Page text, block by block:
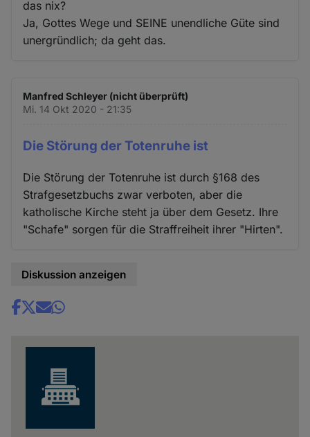
das nix?
Ja, Gottes Wege und SEINE unendliche Güte sind
unergründlich; da geht das.
Manfred Schleyer (nicht überprüft)
Mi. 14 Okt 2020 - 21:35
Die Störung der Totenruhe ist
Die Störung der Totenruhe ist durch §168 des
Strafgesetzbuchs zwar verboten, aber die
katholische Kirche steht ja über dem Gesetz. Ihre
"Schafe" sorgen für die Straffreiheit ihrer "Hirten".
Diskussion anzeigen
Share